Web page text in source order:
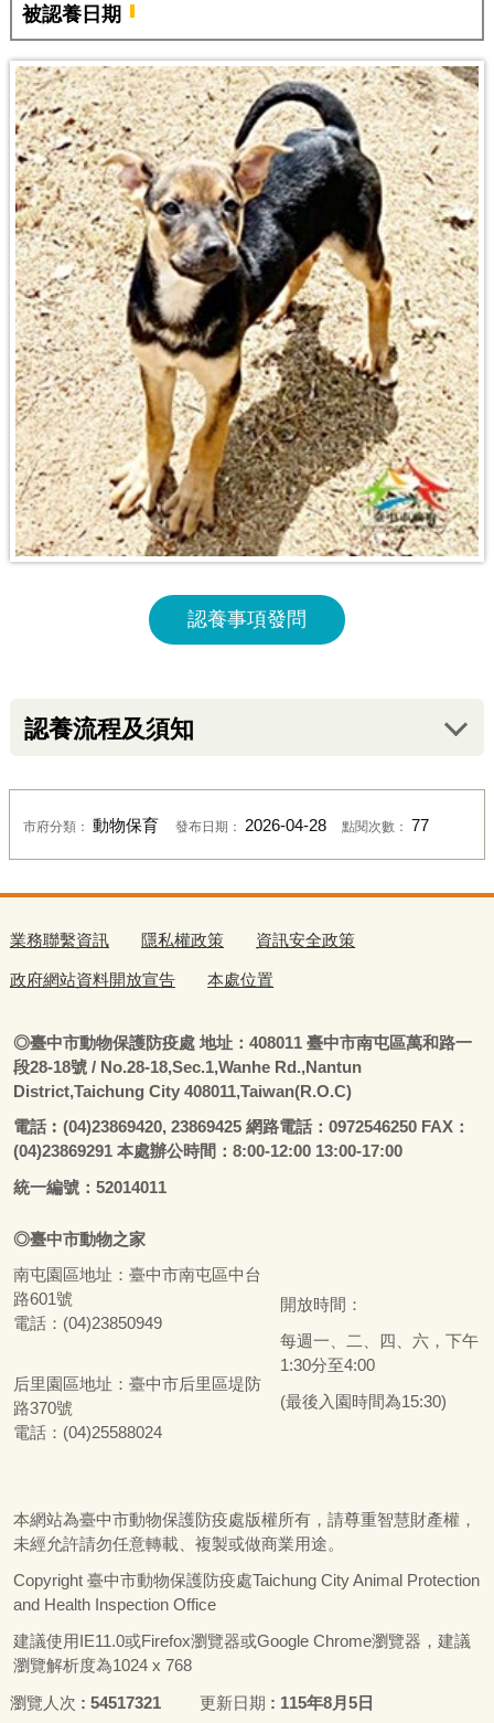
被認養日期
認養事項發問
認養流程及須知
市府分類： 動物保育 發布日期： 2026-04-28 點閱次數： 77
業務聯繫資訊 隱私權政策 資訊安全政策
政府網站資料開放宣告 本處位置
◎臺中市動物保護防疫處地址：408011 臺中市南屯區萬和路一
段28-18號 / No.28-18,Sec.1,Wanhe Rd.,Nantun
District,Taichung City 408011,Taiwan(R.O.C)
電話︰ (04)23869420, 23869425 網路電話：0972546250 FAX：
(04)23869291 本處辦公時間：8:00-12:00 13:00-17:00
統一編號：52014011
◎臺中市動物之家
南屯園區地址： 臺中市南屯區中台
路601號
電話：(04)23850949
后里園區地址： 臺中市后里區堤防
路370號
電話：(04)25588024
開放時間：
每週一、二、四、六，下午
1:30分至4:00
(最後入園時間為15:30)
本網站為臺中市動物保護防疫處版權所有，請尊重智慧財產權，
未經允許請勿任意轉載、複製或做商業用途。
Copyright 臺中市動物保護防疫處Taichung City Animal Protection
and Health Inspection Office
建議使用IE11.0或Firefox瀏覽器或Google Chrome瀏覽器，建議
瀏覽解析度為1024 x 768
瀏覽人次 54517321 更新日期 115年8月5日